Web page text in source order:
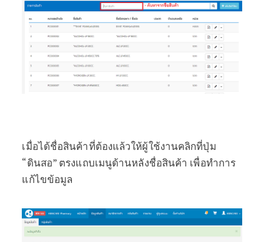
เมื่อได้ชื่อสินค้าที่ต้องแล้วให้ผู้ใช้งานคลิกที่ปุ่ม
“ดินสอ” ตรงแถบเมนูด้านหลังชื่อสินค้า เพื่อทำการ
แก้ไขข้อมูล